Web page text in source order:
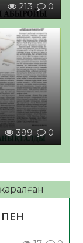
213 0
399 0